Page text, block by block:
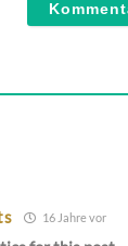
16 Jahre vor